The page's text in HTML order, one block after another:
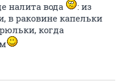
налита вода
: из
в раковине капельки
когда